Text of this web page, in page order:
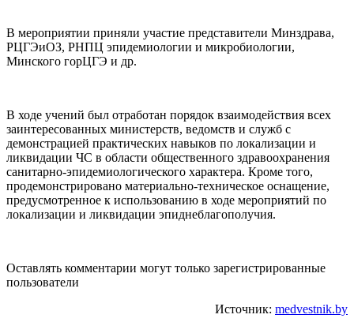
В мероприятии приняли участие представители Минздрава,
РЦГЭиОЗ, РНПЦ эпидемиологии и микробиологии,
Минского горЦГЭ и др.
В ходе учений был отработан порядок взаимодействия всех
заинтересованных министерств, ведомств и служб с
демонстрацией практических навыков по локализации и
ликвидации ЧС в области общественного здравоохранения
санитарно-эпидемиологического характера. Кроме того,
продемонстрировано материально-техническое оснащение,
предусмотренное к использованию в ходе мероприятий по
локализации и ликвидации эпиднеблагополучия.
Оставлять комментарии могут только зарегистрированные
пользователи
Источник: medvestnik.by